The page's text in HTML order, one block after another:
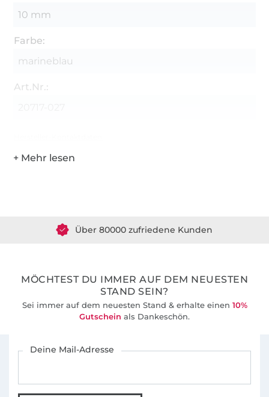
10 mm
Farbe:
marineblau
Art.Nr.:
Über 80000 zufriedene Kunden
MÖCHTEST DU IMMER AUF DEM NEUESTEN
STAND SEIN?
Sei immer auf dem neuesten Stand & erhalte einen 10%
Gutschein als Dankeschön.
Deine Mail-Adresse